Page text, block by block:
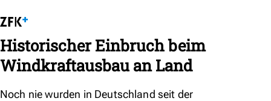
Historischer Einbruch beim
Windkraftausbau an Land
Noch nie wurden in Deutschland seit der